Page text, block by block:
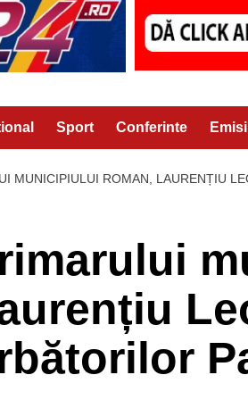
Sport Conferinte
MUNICIPIULUI ROMAN, LAURENȚIU